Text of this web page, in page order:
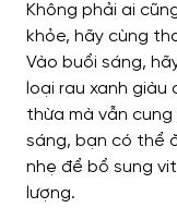
Không phải ai
khỏe, hãy cùng
Vào buổi sáng,
loại rau xanh
thừa mà vẫn cung
sáng, bạn có thể
nhẹ để bổ sung
lượng.